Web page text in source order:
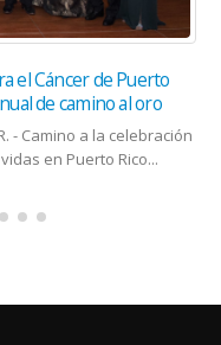
de Bienestar
adiestrados
mental perinatal se